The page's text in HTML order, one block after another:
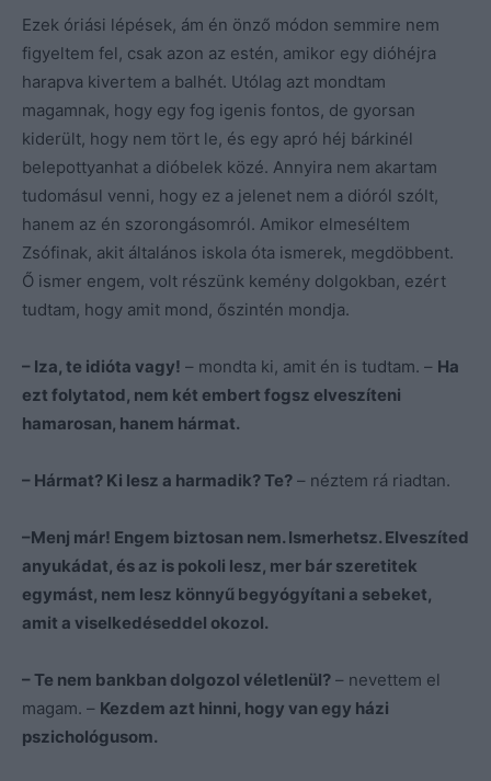
Ezek óriási lépések, ám én önző módon semmire nem
figyeltem fel, csak azon az estén, amikor egy dióhéjra
harapva kivertem a balhét. Utólag azt mondtam
magamnak, hogy egy fog igenis fontos, de gyorsan
kiderült, hogy nem tört le, és egy apró héj bárkinél
belepottyanhat a dióbelek közé. Annyira nem akartam
tudomásul venni, hogy ez a jelenet nem a dióról szólt,
hanem az én szorongásomról. Amikor elmeséltem
Zsófinak, akit általános iskola óta ismerek, megdöbbent.
Ő ismer engem, volt részünk kemény dolgokban, ezért
tudtam, hogy amit mond, őszintén mondja.
– Iza, te idióta vagy! – mondta ki, amit én is tudtam. – Ha
ezt folytatod, nem két embert fogsz elveszíteni
hamarosan, hanem hármat.
– Hármat? Ki lesz a harmadik? Te? – néztem rá riadtan.
–Menj már! Engem biztosan nem. Ismerhetsz. Elveszíted
anyukádat, és az is pokoli lesz, mer bár szeretitek
egymást, nem lesz könnyű begyógyítani a sebeket,
amit a viselkedéseddel okozol.
– Te nem bankban dolgozol véletlenül? – nevettem el
magam. – Kezdem azt hinni, hogy van egy házi
pszichológusom.